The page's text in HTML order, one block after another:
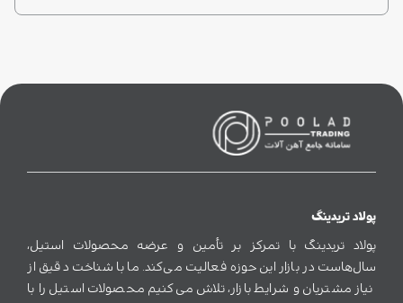
پولاد تریدینگ
پولاد تریدینگ با تمرکز بر تأمین و عرضه محصولات استیل،
سال‌هاست در بازار این حوزه فعالیت می‌کند. ما با شناخت دقیق از
نیاز مشتریان و شرایط بازار، تلاش می‌کنیم محصولات استیل را با